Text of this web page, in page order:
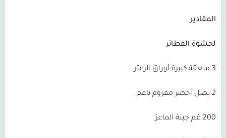
المقادير
لحشوة الفطائر
3 ملعقة كبيرة أوراق الزعتر
2 بصل أخضر مفروم ناعم
200 غم جبنة الماعز